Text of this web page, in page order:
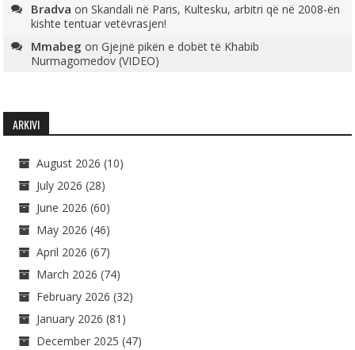
Bradva onSkandali në Paris, Kultesku, arbitri që në 2008-ën
kishte tentuar vetëvrasjen!
Mmabeg onGjejnë pikën e dobët të Khabib
Nurmagomedov (VIDEO)
ARKIVI
August 2026 (10)
July 2026 (28)
June 2026 (60)
May 2026 (46)
April 2026 (67)
March 2026 (74)
February 2026 (32)
January 2026 (81)
December 2025 (47)